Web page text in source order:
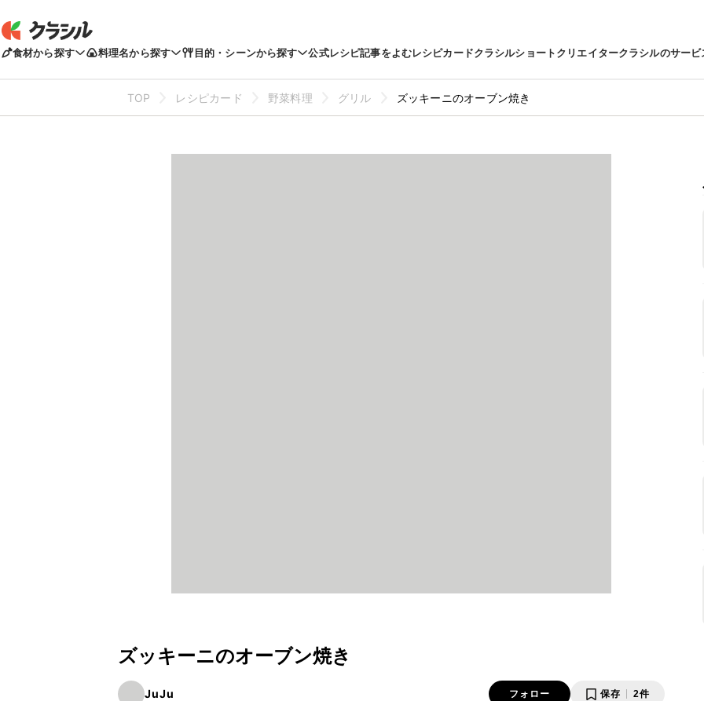
食材から探す 料理名から探す 目的・シーンから探す 公式レシピ記事をよむレシピカードクラシルショートクリエイタークラシルのサービ
TOP レシピカード 野菜料理 グリル ズッキーニのオーブン焼き
ズッキーニのオーブン焼き
JuJu フォロー 保存 2件